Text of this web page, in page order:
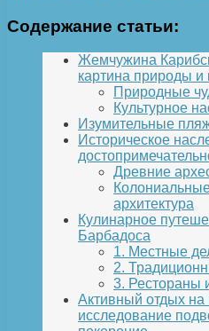
Содержание статьи:
Жемчужина
картина природы и
Природные
Культурное
Изумительные
Историческое
Древние
архитектура
Кулинарное
Барбадоса
1. Местные
2.
3. Рестораны
Активный отдых на
исследование